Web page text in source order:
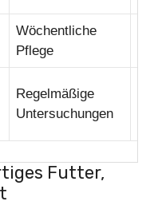
Wöchentliche
Pflege
Regelmäßige
Untersuchungen
Futter,